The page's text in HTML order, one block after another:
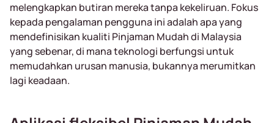
melengkapkan butiran mereka tanpa kekeliruan. Fokus
kepada pengalaman pengguna ini adalah apa yang
mendefinisikan kualiti Pinjaman Mudah di Malaysia
yang sebenar, di mana teknologi berfungsi untuk
memudahkan urusan manusia, bukannya merumitkan
lagi keadaan.